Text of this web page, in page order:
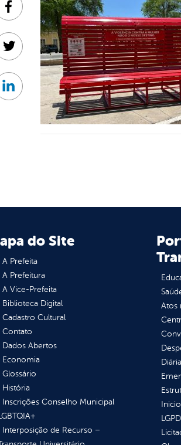
Facebook
Twitter
Linkedin
do Site
A Prefeita
A Prefeitura
A Vice-Prefeita
Biblioteca Digital
Cadastro Cultural
Contato
Dados Abertos
Economia
Glossário
História
Inscrições Conselho Municipal
Interposição de Recurso –
Atos
Inicio